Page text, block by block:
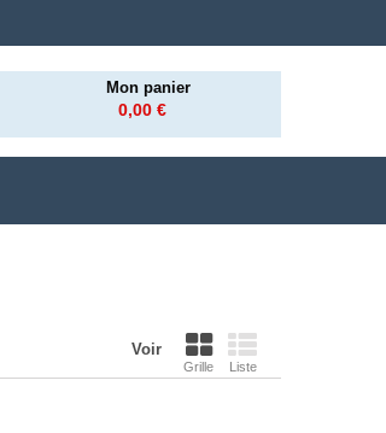
Mon panier
0,00 €
Voir
Grille Liste